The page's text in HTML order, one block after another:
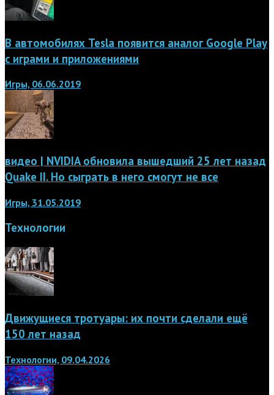
В автомобилях Tesla появится аналог Google Play
с играми и приложениями
Игры, 06.06.2019
видео | NVIDIA обновила вышедший 25 лет назад
Quake II. Но сыграть в него смогут не все
Игры, 31.05.2019
Технологии
Движущиеся тротуары: их почти сделали ещё
150 лет назад
Технологии, 09.04.2026